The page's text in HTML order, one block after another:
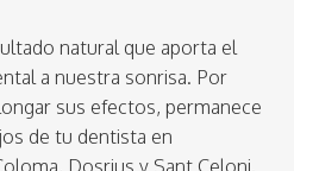
natural que aporta el
a nuestra sonrisa. Por
sus efectos, permanece
de tu dentista en
Dosrius y Sant Celoni.